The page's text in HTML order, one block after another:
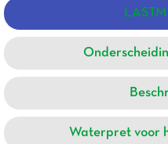
Waterpret voor